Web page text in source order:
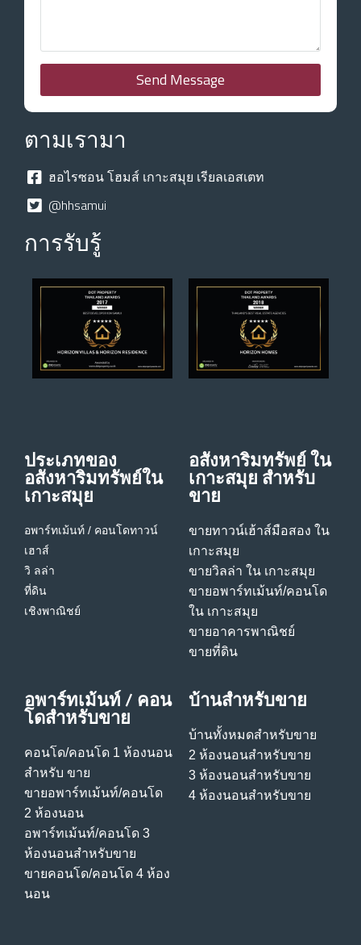
Send Message
ตามเรามา
ฮอไรซอน โฮมส์ เกาะสมุย เรียลเอสเตท
@hhsamui
การรับรู้
ประเภทของ
อสังหาริมทรัพย์ใน
เกาะสมุย
อพาร์ทเม้นท์ / คอนโดทาวน์
เฮาส์
วิ ลล่า
ที่ดิน
เชิงพาณิชย์
อสังหาริมทรัพย์ ใน
เกาะสมุย สําหรับ
ขาย
ขายทาวน์เฮ้าส์มือสอง ใน
เกาะสมุย
ขายวิลล่า ใน เกาะสมุย
ขายอพาร์ทเม้นท์/คอนโด
ใน เกาะสมุย
ขายอาคารพาณิชย์
ขายที่ดิน
อพาร์ทเม้นท์ / คอน
โดสําหรับขาย
คอนโด/คอนโด 1 ห้องนอน
สําหรับ ขาย
ขายอพาร์ทเม้นท์/คอนโด
2 ห้องนอน
อพาร์ทเม้นท์/คอนโด 3
ห้องนอนสําหรับขาย
ขายคอนโด/คอนโด 4 ห้อง
นอน
บ้านสําหรับขาย
บ้านทั้งหมดสําหรับขาย
2 ห้องนอนสําหรับขาย
3 ห้องนอนสําหรับขาย
4 ห้องนอนสําหรับขาย